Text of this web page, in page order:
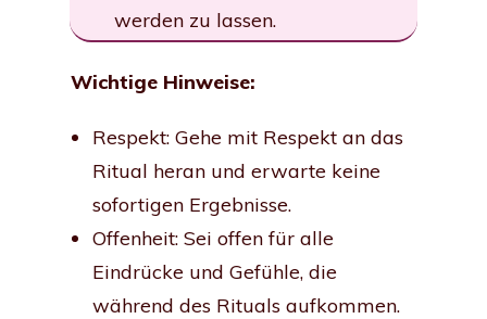
werden zu lassen.
Wichtige Hinweise:
Respekt: Gehe mit Respekt an das
Ritual heran und erwarte keine
sofortigen Ergebnisse.
Offenheit: Sei offen für alle
Eindrücke und Gefühle, die
während des Rituals aufkommen.